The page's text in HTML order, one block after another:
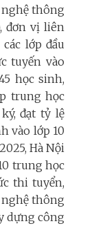
thông
đơn vị liên
lớp đầu
tuyến vào
học sinh,
trung học
đạt tỷ lệ
vào lớp 10
Hà Nội
trung học
thi tuyển,
thông
dựng công